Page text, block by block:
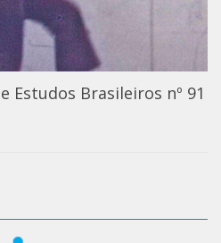
Estudos Brasileiros nº 91